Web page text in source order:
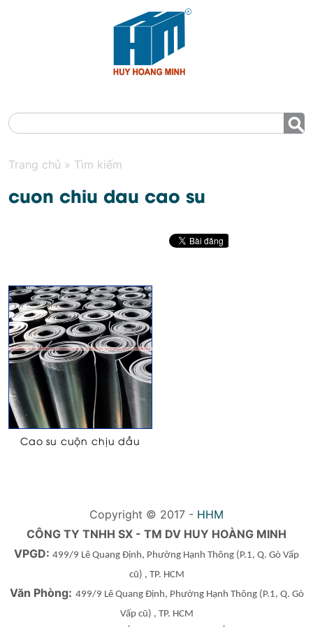
Trang chủ » Tìm kiếm
cuon chiu dau cao su
Cao su cuộn chịu dầu
Copyright © 2017 - HHM
CÔNG TY TNHH SX - TM DV HUY HOÀNG MINH
VPGD: 499/9 Lê Quang Định, Phường Hạnh Thông (P.1, Q. Gò Vấp
cũ) , TP. HCM
Văn Phòng: 499/9 Lê Quang Định, Phường Hạnh Thông(P.1, Q. Gò
Vấp cũ) , TP. HCM